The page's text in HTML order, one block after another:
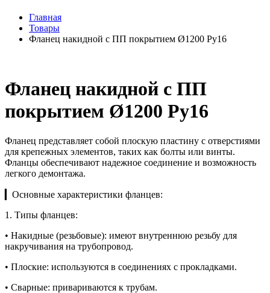
Главная
Товары
Фланец накидной с ПП покрытием Ø1200 Ру16
Фланец накидной с ПП
покрытием Ø1200 Ру16
Фланец представляет собой плоскую пластину с отверстиями
для крепежных элементов, таких как болты или винты.
Фланцы обеспечивают надежное соединение и возможность
легкого демонтажа.
▎Основные характеристики фланцев:
1. Типы фланцев:
• Накидные (резьбовые): имеют внутреннюю резьбу для
накручивания на трубопровод.
• Плоские: используются в соединениях с прокладками.
• Сварные: привариваются к трубам.